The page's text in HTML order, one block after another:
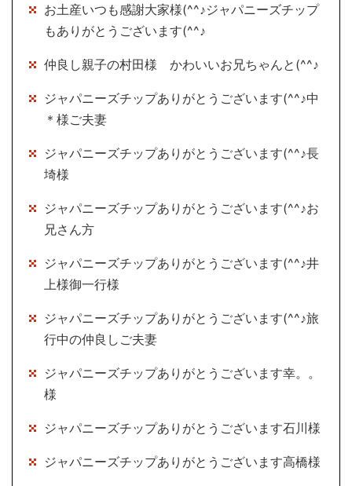
お土産いつも感謝大家様(^^♪ジャパニーズチップ
もありがとうございます(^^♪
仲良し親子の村田様 かわいいお兄ちゃんと(^^♪
ジャパニーズチップありがとうございます(^^♪中
＊様ご夫妻
ジャパニーズチップありがとうございます(^^♪長
埼様
ジャパニーズチップありがとうございます(^^♪お
兄さん方
ジャパニーズチップありがとうございます(^^♪井
上様御一行様
ジャパニーズチップありがとうございます(^^♪旅
行中の仲良しご夫妻
ジャパニーズチップありがとうございます幸。。
様
ジャパニーズチップありがとうございます石川様
ジャパニーズチップありがとうございます高橋様